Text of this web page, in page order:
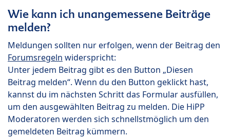
Wie kann ich unangemessene Beiträge
melden?
Meldungen sollten nur erfolgen, wenn der Beitrag den
Forumsregeln widerspricht:
Unter jedem Beitrag gibt es den Button „Diesen
Beitrag melden“. Wenn du den Button geklickt hast,
kannst du im nächsten Schritt das Formular ausfüllen,
um den ausgewählten Beitrag zu melden. Die HiPP
Moderatoren werden sich schnellstmöglich um den
gemeldeten Beitrag kümmern.